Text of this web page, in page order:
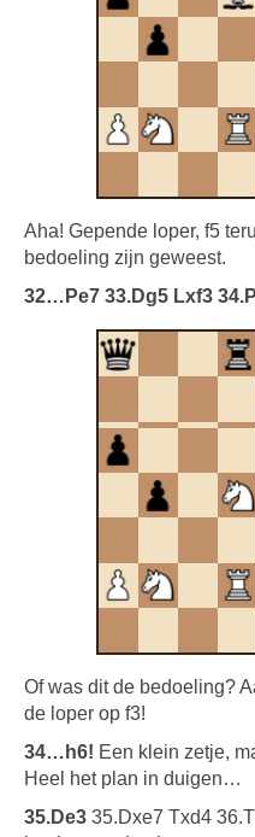
Aha! Gepende loper, f5
bedoeling zijn geweest.
32…Pe7 33.Dg5 Lxf3
Of was dit de bedoeling?
de loper op f3!
34…h6! Een klein zetje,
Heel het plan in duigen…
35.De3 35.Dxe7 Txd4